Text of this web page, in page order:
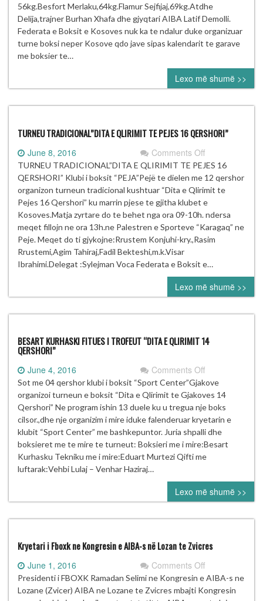
56kg.Besfort Merlaku,64kg.Flamur Sejfijaj,69kg.Atdhe
Delija,trajner Burhan Xhafa dhe gjyqtari AIBA Latif Demolli.
Federata e Boksit e Kosoves nuk ka te ndalur duke organizuar
turne boksi neper Kosove qdo jave sipas kalendarit te garave
me boksier te…
Lexo më shumë >>
TURNEU TRADICIONAL”DITA E QLIRIMIT TE PEJES 16 QERSHORI”
June 8, 2016 Comments Offon
TURNEU
E
QLIRIMIT
TE
PEJES
16
TURNEU TRADICIONAL”DITA E QLIRIMIT TE PEJES 16
QERSHORI” Klubi i boksit “PEJA”Pejë te dielen me 12 qershor
organizon turneun tradicional kushtuar “Dita e Qlirimit te
Pejes 16 Qershori” ku marrin pjese te gjitha klubet e
Kosoves.Matja zyrtare do te behet nga ora 09-10h. ndersa
meqet fillojn ne ora 13h.ne Palestren e Sporteve “Karagaq” ne
Peje. Meqet do ti gjykojne:Rrustem Konjuhi-kry.,Rasim
Rrustemi,Agim Tahiraj,Fadil Bekteshi,m.k.Visar
Ibrahimi.Delegat :Sylejman Voca Federata e Boksit e…
Lexo më shumë >>
BESART KURHASKI FITUES I TROFEUT “DITA E QLIRIMIT 14
QERSHORI”
June 4, 2016 Comments Offon
BESART
KURHASKI
FITUES
I
TROFEUT
“DITA
E
14
QERSHORI”
Sot me 04 qershor klubi i boksit “Sport Center”Gjakove
organizoi turneun e boksit “Dita e Qlirimit te Gjakoves 14
Qershori” Ne program ishin 13 duele ku u tregua nje boks
cilsor.,dhe nje organizim i mire iduke falenderuar kryetarin e
klubit “Sport Center” me bashkepuntor. Juria shpalli dhe
boksieret me te mire te turneut: Boksieri me i mire:Besart
Kurhasku Tekniku me i mire:Eduart Murtezi Qifti me
luftarak:Vehbi Lulaj – Venhar Haziraj…
Lexo më shumë >>
Kryetari i Fboxk ne Kongresin e AIBA-s në Lozan te Zvicres
June 1, 2016 Comments Offon
Kryetari
i
Presidenti i FBOXK Ramadan Selimi ne Kongresin e AIBA-s ne
Lozane (Zvicer) AIBA ne Lozane te Zvicres mbajti Kongresin